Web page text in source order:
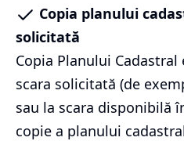
Copia planului
solicitată
Copia Planului
scara solicitată (de
sau la scara disponibilă
copie a planului